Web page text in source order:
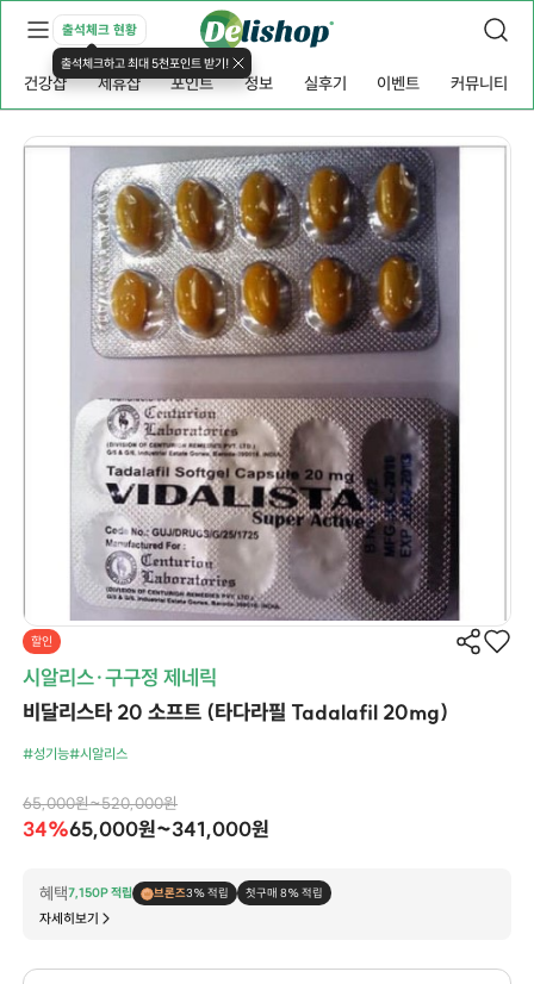
출석체크 현황
출석체크하고 최대 5천포인트 받기!
건강샵 제휴샵 포인트 정보 실후기 이벤트 커뮤니티
할인
시알리스·구구정 제네릭
비달리스타 20 소프트 (타다라필 Tadalafil 20mg)
#성기능#시알리스
65,000원~520,000원
34%65,000원~341,000원
혜택7,150P 적립 브론즈3% 적립 첫구매 8% 적립
자세히보기